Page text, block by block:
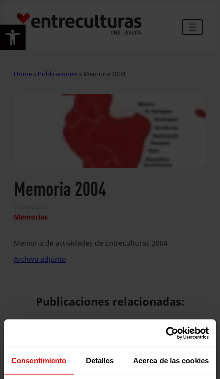
Consentimiento Detalles Acerca de las cookies
Abrir barra de herramientas
Home » Publicaciones » Memoria 2004
Memoria 2004
Memorias
Memoria de actividades de Entreculturas 2004
Archivo adjunto
Publicaciones relacionadas: